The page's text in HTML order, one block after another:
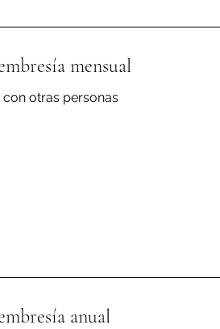
mensual
otras personas
anual